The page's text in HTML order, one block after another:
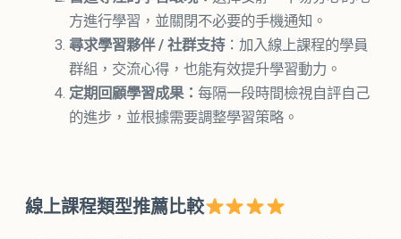
方進行學習，並關閉不必要的手機通知。
尋求學習夥伴 / 社群支持：加入線上課程的學員
群組，交流心得，也能有效提升學習動力。
定期回顧學習成果：每隔一段時間檢視自評自己
的進步，並根據需要調整學習策略。
線上課程類型推薦比較